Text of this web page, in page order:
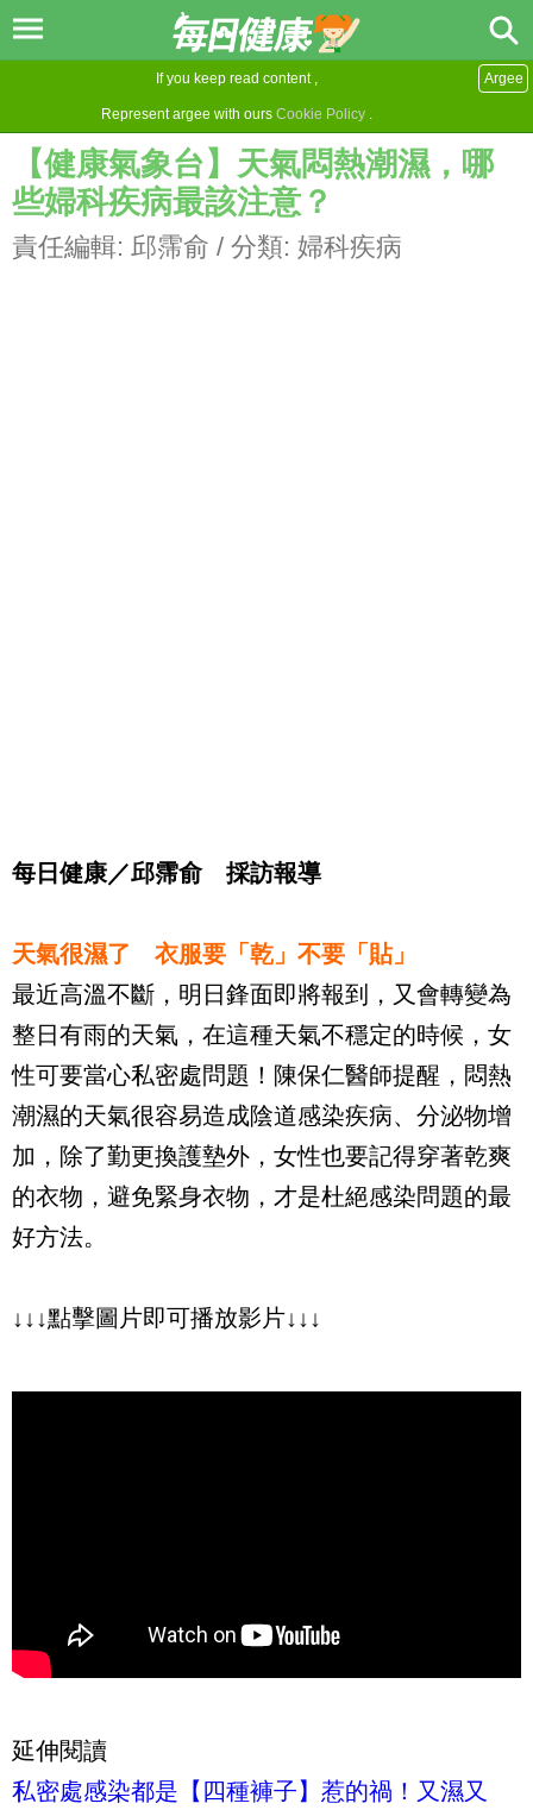
If you keep read content ,
Represent argee with ours Cookie Policy .
Argee
【健康氣象台】天氣悶熱潮濕，哪
些婦科疾病最該注意？
責任編輯: 邱霈俞 / 分類: 婦科疾病
每日健康／邱霈俞 採訪報導
天氣很濕了 衣服要「乾」不要「貼」
最近高溫不斷，明日鋒面即將報到，又會轉變為
整日有雨的天氣，在這種天氣不穩定的時候，女
性可要當心私密處問題！陳保仁醫師提醒，悶熱
潮濕的天氣很容易造成陰道感染疾病、分泌物增
加，除了勤更換護墊外，女性也要記得穿著乾爽
的衣物，避免緊身衣物，才是杜絕感染問題的最
好方法。
↓↓↓點擊圖片即可播放影片↓↓↓
延伸閱讀
私密處感染都是【四種褲子】惹的禍！又濕又